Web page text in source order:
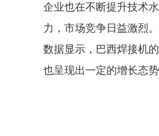
企业也在不断提升技术
力，市场竞争日益激烈
数据显示，巴西焊接机
也呈现出一定的增长态势